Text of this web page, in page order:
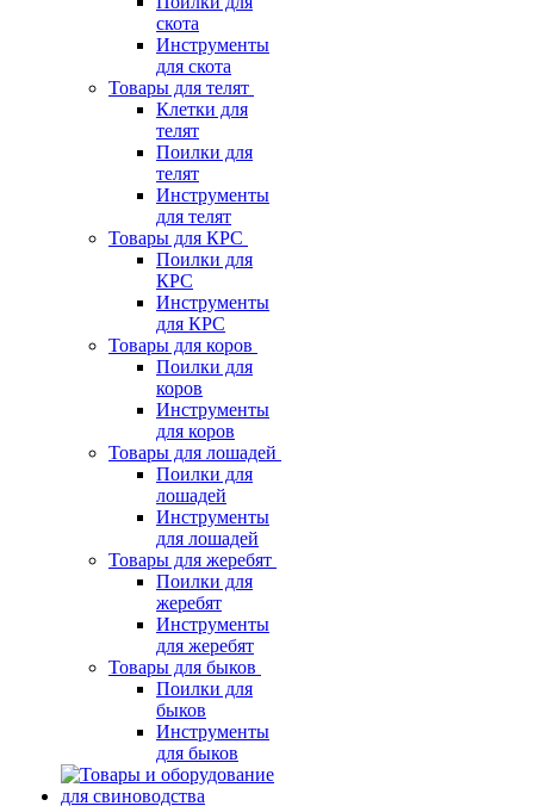
скота
Инструменты
для скота
Товары для телят
Клетки для
телят
Поилки для
телят
Инструменты
для телят
Товары для КРС
Поилки для
КРС
Инструменты
для КРС
Товары для коров
Поилки для
коров
Инструменты
для коров
Товары для лошадей
Поилки для
лошадей
Инструменты
для лошадей
Товары для жеребят
Поилки для
жеребят
Инструменты
для жеребят
Товары для быков
Поилки для
быков
Инструменты
для быков